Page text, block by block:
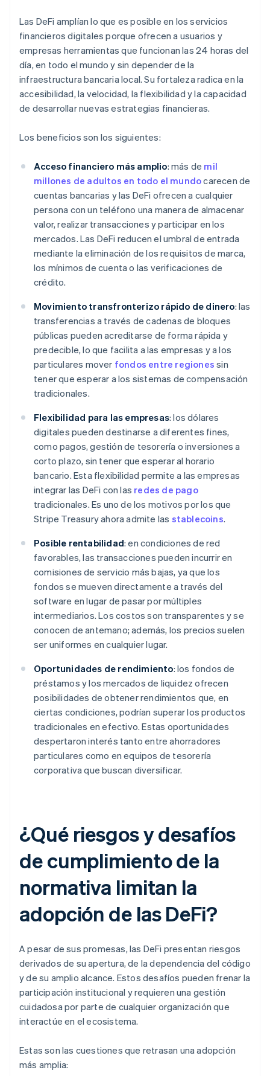
Las DeFi amplían lo que es posible en los servicios
financieros digitales porque ofrecen a usuarios y
empresas herramientas que funcionan las 24 horas del
día, en todo el mundo y sin depender de la
infraestructura bancaria local. Su fortaleza radica en la
accesibilidad, la velocidad, la flexibilidad y la capacidad
de desarrollar nuevas estrategias financieras.
Los beneficios son los siguientes:
Acceso financiero más amplio: más de mil
millones de adultos en todo el mundocarecen de
cuentas bancarias y las DeFi ofrecen a cualquier
persona con un teléfono una manera de almacenar
valor, realizar transacciones y participar en los
mercados. Las DeFi reducen el umbral de entrada
mediante la eliminación de los requisitos de marca,
los mínimos de cuenta o las verificaciones de
crédito.
Movimiento transfronterizo rápido de dinero: las
transferencias a través de cadenas de bloques
públicas pueden acreditarse de forma rápida y
predecible, lo que facilita a las empresas y a los
particulares mover fondos entre regiones sin
tener que esperar a los sistemas de compensación
tradicionales.
Flexibilidad para las empresas: los dólares
digitales pueden destinarse a diferentes fines,
como pagos, gestión de tesorería o inversiones a
corto plazo, sin tener que esperar al horario
bancario. Esta flexibilidad permite a las empresas
integrar las DeFi con las redes de pago
tradicionales. Es uno de los motivos por los que
Stripe Treasury ahora admite las stablecoins.
Posible rentabilidad: en condiciones de red
favorables, las transacciones pueden incurrir en
comisiones de servicio más bajas, ya que los
fondos se mueven directamente a través del
software en lugar de pasar por múltiples
intermediarios. Los costos son transparentes y se
conocen de antemano; además, los precios suelen
ser uniformes en cualquier lugar.
Oportunidades de rendimiento: los fondos de
préstamos y los mercados de liquidez ofrecen
posibilidades de obtener rendimientos que, en
ciertas condiciones, podrían superar los productos
tradicionales en efectivo. Estas oportunidades
despertaron interés tanto entre ahorradores
particulares como en equipos de tesorería
corporativa que buscan diversificar.
¿Qué riesgos y desafíos
de cumplimiento de la
normativa limitan la
adopción de las DeFi?
A pesar de sus promesas, las DeFi presentan riesgos
derivados de su apertura, de la dependencia del código
y de su amplio alcance. Estos desafíos pueden frenar la
participación institucional y requieren una gestión
cuidadosa por parte de cualquier organización que
interactúe en el ecosistema.
Estas son las cuestiones que retrasan una adopción
más amplia: